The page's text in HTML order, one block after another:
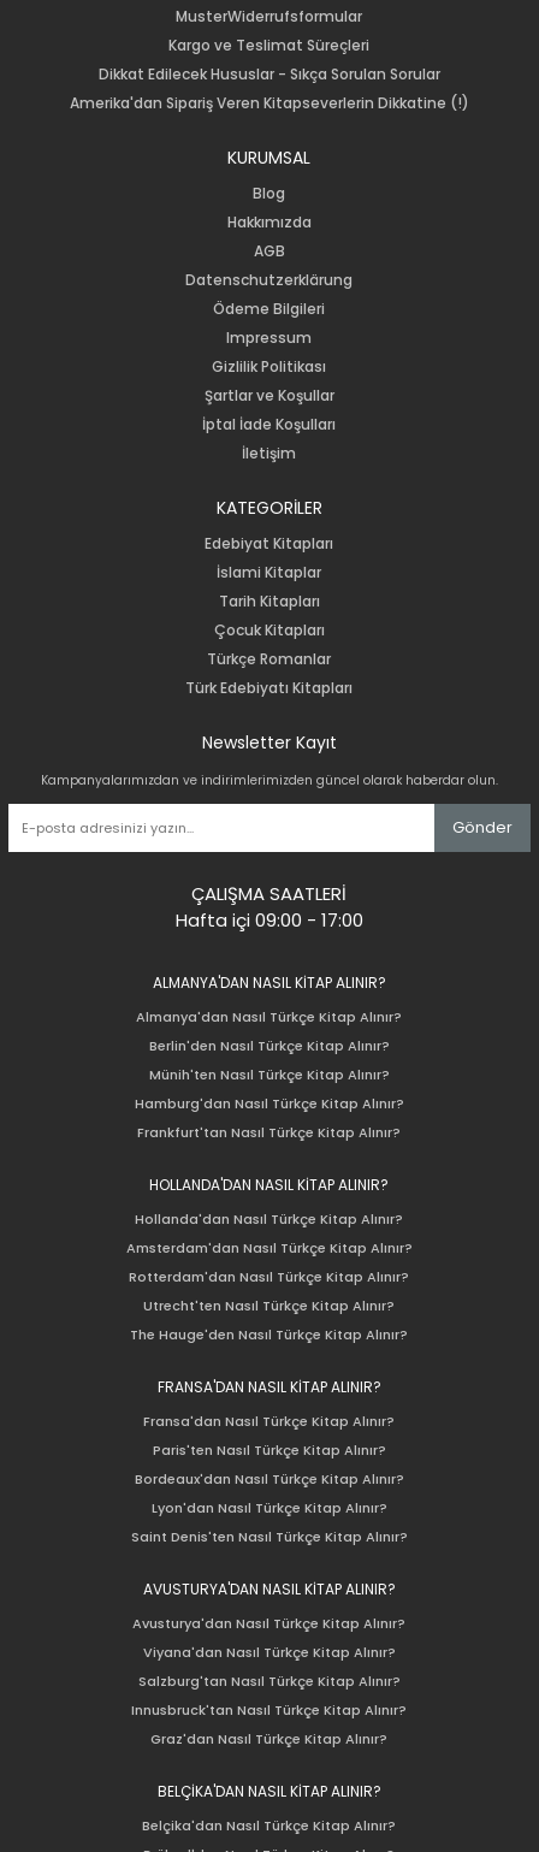
MusterWiderrufsformular
Kargo ve Teslimat Süreçleri
Dikkat Edilecek Hususlar - Sıkça Sorulan Sorular
Amerika'dan Sipariş Veren Kitapseverlerin Dikkatine (!)
KURUMSAL
Blog
Hakkımızda
AGB
Datenschutzerklärung
Ödeme Bilgileri
Impressum
Gizlilik Politikası
Şartlar ve Koşullar
İptal İade Koşulları
İletişim
KATEGORİLER
Edebiyat Kitapları
İslami Kitaplar
Tarih Kitapları
Çocuk Kitapları
Türkçe Romanlar
Türk Edebiyatı Kitapları
Newsletter Kayıt
Kampanyalarımızdan ve indirimlerimizden güncel olarak haberdar olun.
Gönder
ÇALIŞMA SAATLERİ
Hafta içi 09:00 - 17:00
ALMANYA'DAN NASIL KİTAP ALINIR?
Almanya'dan Nasıl Türkçe Kitap Alınır?
Berlin'den Nasıl Türkçe Kitap Alınır?
Münih'ten Nasıl Türkçe Kitap Alınır?
Hamburg'dan Nasıl Türkçe Kitap Alınır?
Frankfurt'tan Nasıl Türkçe Kitap Alınır?
HOLLANDA'DAN NASIL KİTAP ALINIR?
Hollanda'dan Nasıl Türkçe Kitap Alınır?
Amsterdam'dan Nasıl Türkçe Kitap Alınır?
Rotterdam'dan Nasıl Türkçe Kitap Alınır?
Utrecht'ten Nasıl Türkçe Kitap Alınır?
The Hauge'den Nasıl Türkçe Kitap Alınır?
FRANSA'DAN NASIL KİTAP ALINIR?
Fransa'dan Nasıl Türkçe Kitap Alınır?
Paris'ten Nasıl Türkçe Kitap Alınır?
Bordeaux'dan Nasıl Türkçe Kitap Alınır?
Lyon'dan Nasıl Türkçe Kitap Alınır?
Saint Denis'ten Nasıl Türkçe Kitap Alınır?
AVUSTURYA'DAN NASIL KİTAP ALINIR?
Avusturya'dan Nasıl Türkçe Kitap Alınır?
Viyana'dan Nasıl Türkçe Kitap Alınır?
Salzburg'tan Nasıl Türkçe Kitap Alınır?
Innusbruck'tan Nasıl Türkçe Kitap Alınır?
Graz'dan Nasıl Türkçe Kitap Alınır?
BELÇİKA'DAN NASIL KİTAP ALINIR?
Belçika'dan Nasıl Türkçe Kitap Alınır?